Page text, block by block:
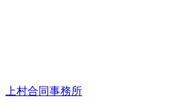
上村合同事務所